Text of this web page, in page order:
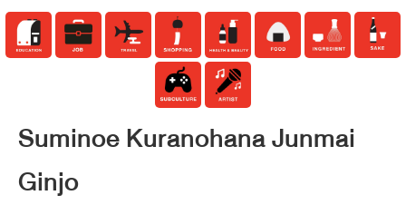
Suminoe Kuranohana Junmai
Ginjo